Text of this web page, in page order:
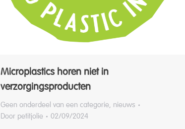
Microplastics horen niet in
verzorgingsproducten
Geen onderdeel van een categorie, nieuws
Door petitjolie 02/09/2024